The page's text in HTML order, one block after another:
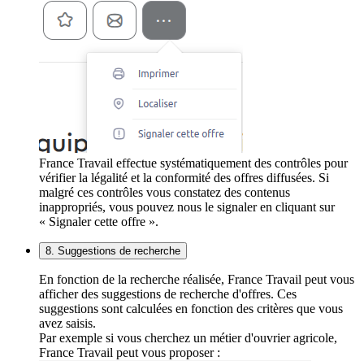
France Travail effectue systématiquement des contrôles pour
vérifier la légalité et la conformité des offres diffusées. Si
malgré ces contrôles vous constatez des contenus
inappropriés, vous pouvez nous le signaler en cliquant sur
« Signaler cette offre ».
8. Suggestions de recherche
En fonction de la recherche réalisée, France Travail peut vous
afficher des suggestions de recherche d'offres. Ces
suggestions sont calculées en fonction des critères que vous
avez saisis.
Par exemple si vous cherchez un métier d'ouvrier agricole,
France Travail peut vous proposer :